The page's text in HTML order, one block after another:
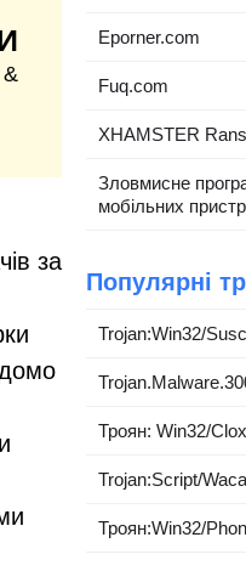
за
Eporner.com
Fuq.com
XHAMSTER
Зловмисне
мобільних
Популярні
Trojan:Win32/
Троян: Win32/
Trojan:Script/
Троян:Win32/